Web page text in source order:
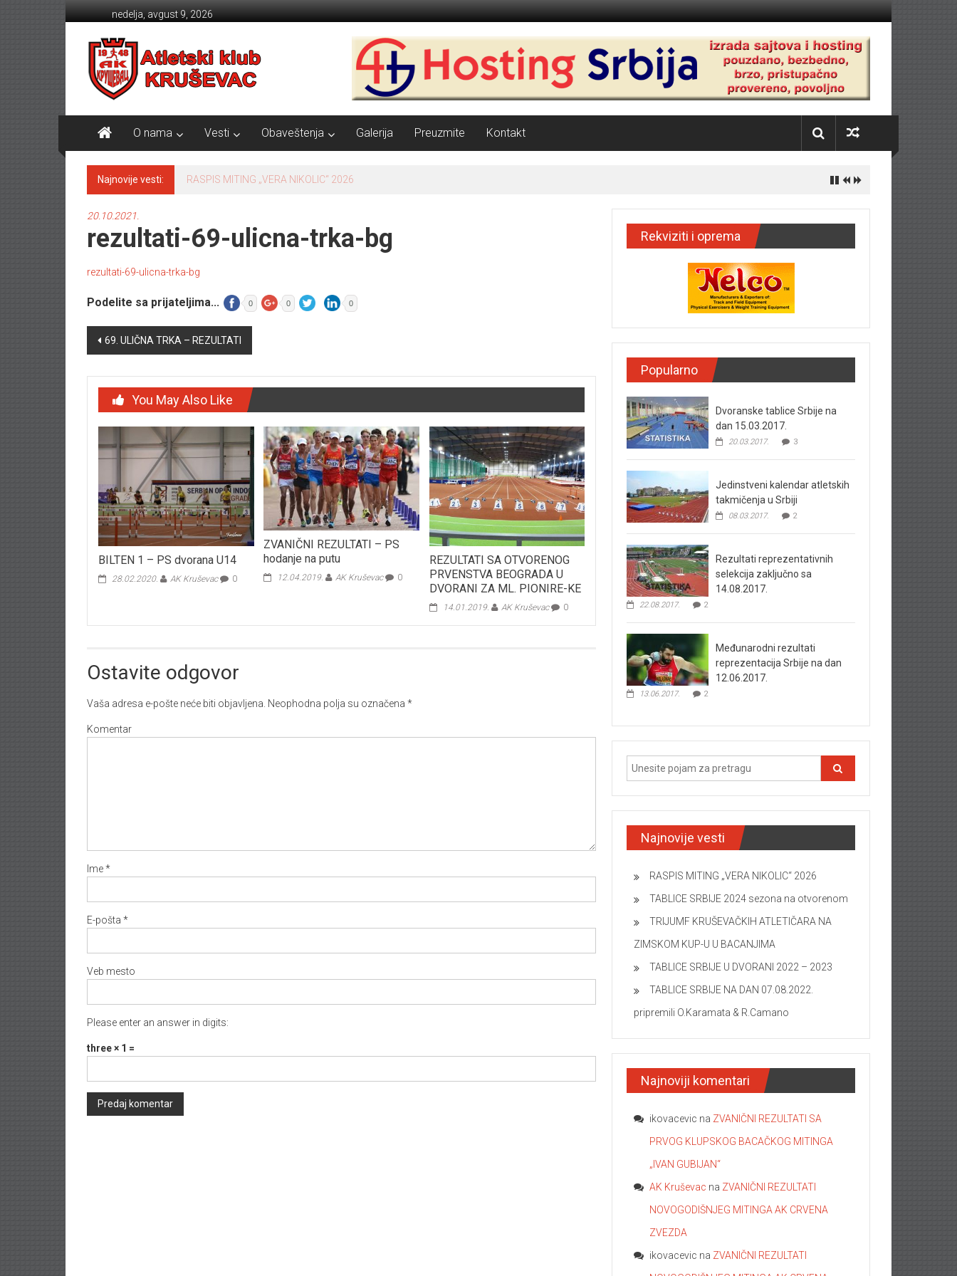
nedelja, avgust 9, 2026
Atletski klub KRUŠEVAC
O nama Vesti Obaveštenja Galerija Preuzmite Kontakt
Najnovije vesti: TABLICE SRBIJE 2024 sezona na otvorenom
20.10.2021.
rezultati-69-ulicna-trka-bg
rezultati-69-ulicna-trka-bg
Podelite sa prijateljima... 0 0 0
Post navigation
69. ULIČNA TRKA – REZULTATI
You May Also Like
BILTEN 1 – PS dvorana U14
28.02.2020. AK Kruševac 0
ZVANIČNI REZULTATI – PS
hodanje na putu
12.04.2019. AK Kruševac 0
REZULTATI SA OTVORENOG
PRVENSTVA BEOGRADA U
DVORANI ZA ML. PIONIRE-KE
14.01.2019. AK Kruševac 0
Ostavite odgovor
Vaša adresa e-pošte neće biti objavljena. Neophodna polja su označena *
Komentar
Ime*
E-pošta *
Veb mesto
Please enter an answer in digits:
three × 1 =
Rekviziti i oprema
Popularno
Dvoranske tablice Srbije na
dan 15.03.2017.
20.03.2017. 3
Jedinstveni kalendar atletskih
takmičenja u Srbiji
08.03.2017. 2
Rezultati reprezentativnih
selekcija zaključno sa
14.08.2017.
22.08.2017. 2
Međunarodni rezultati
reprezentacija Srbije na dan
12.06.2017.
13.06.2017. 2
Najnovije vesti
RASPIS MITING „VERA NIKOLIC“ 2026
TABLICE SRBIJE 2024 sezona na otvorenom
TRIJUMF KRUŠEVAČKIH ATLETIČARA NA
ZIMSKOM KUP-U U BACANJIMA
TABLICE SRBIJE U DVORANI 2022 – 2023
TABLICE SRBIJE NA DAN 07.08.2022.
pripremili O.Karamata & R.Camano
Najnoviji komentari
ikovacevic na ZVANIČNI REZULTATI SA
PRVOG KLUPSKOG BACAČKOG MITINGA
„IVAN GUBIJAN“
AK Kruševac na ZVANIČNI REZULTATI
NOVOGODIŠNJEG MITINGA AK CRVENA
ZVEZDA
ikovacevic na ZVANIČNI REZULTATI